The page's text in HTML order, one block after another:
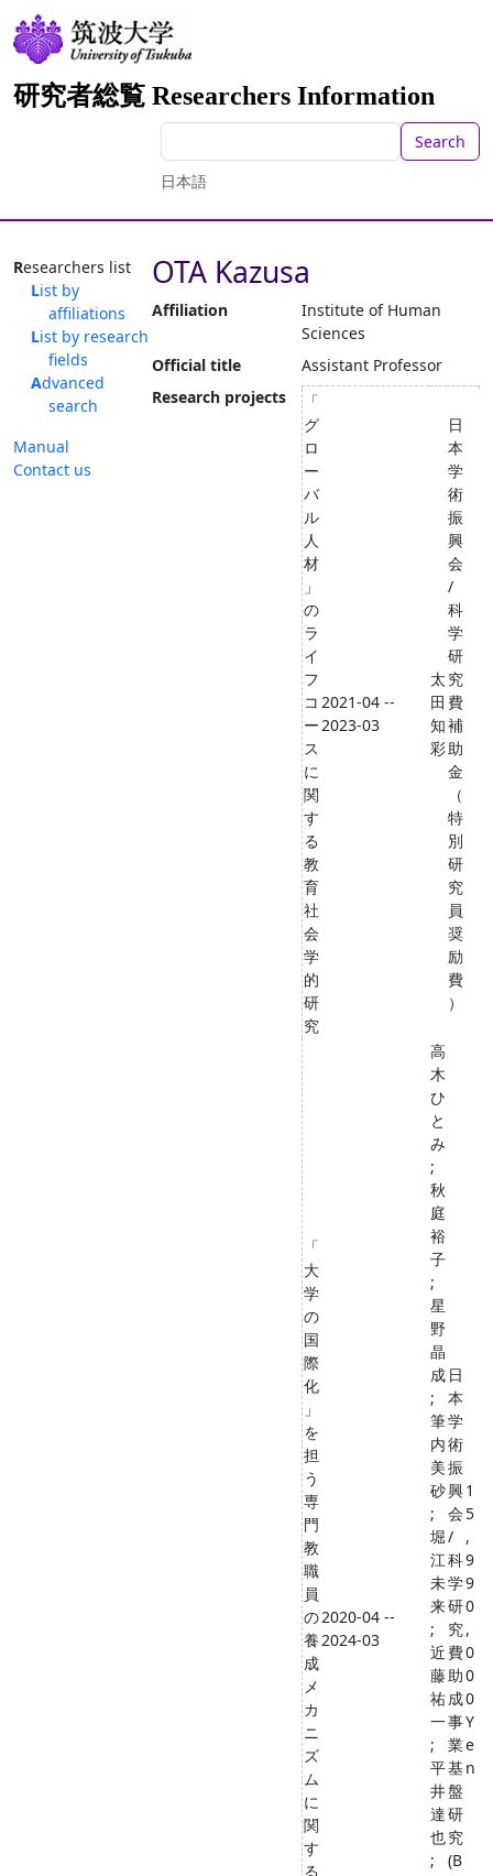
研究者総覧 Researchers Information
Search
日本語
Researchers list
List by
affiliations
List by research
fields
Advanced
search
Manual
Contact us
OTA Kazusa
Affiliation
Institute of Human
Sciences
Official title
Assistant Professor
Research projects
「
グ
ロ
ー
バ
ル
人
材
」
の
ラ
イ
フ
コ
ー
ス
に
関
す
る
教
育
社
会
学
的
研
究
2021-04 --
2023-03
太
田
知
彩
日
本
学
術
振
興
会
/
科
学
研
究
費
補
助
金
（
特
別
研
究
員
奨
励
費
）
「
大
学
の
国
際
化
」
を
担
う
専
門
教
職
員
の
養
成
メ
カ
ニ
ズ
ム
に
関
す
る
2020-04 --
2024-03
高
木
ひ
と
み
;
秋
庭
裕
子
;
星
野
晶
成
;
筆
内
美
砂
;
堀
江
未
来
;
近
藤
祐
一
;
平
井
達
也
;
日
本
学
術
振
興
会
/
科
学
研
究
費
助
成
事
業
基
盤
研
究
(B
1
5
,
9
9
0
,
0
0
0
Y
e
n